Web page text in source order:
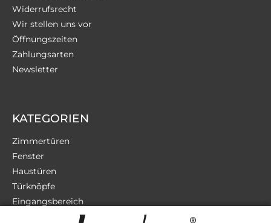
Widerrufsrecht
Wir stellen uns vor
Öffnungszeiten
Zahlungsarten
Newsletter
KATEGORIEN
Zimmertüren
Fenster
Haustüren
Türknöpfe
Eingangsbereich